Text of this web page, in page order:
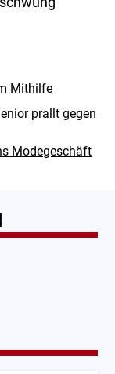
Mithilfe
prallt gegen
Modegeschäft